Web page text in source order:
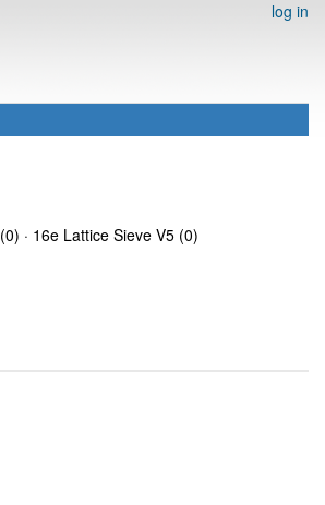
log in
(0) · 16e Lattice Sieve V5 (0)